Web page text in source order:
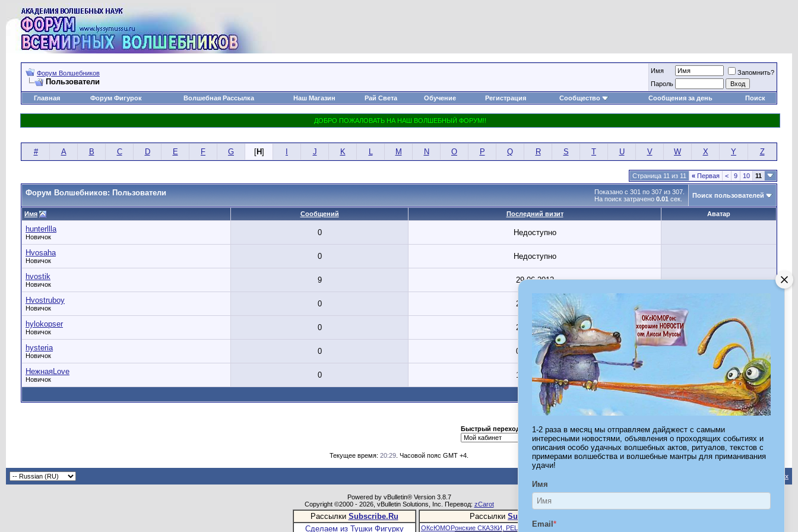
1-2 раза в месяц мы отправляем дайджест с самыми
интересными новостями, объявления о проходящих событиях и
описания особо удачных волшебных актов, ритуалов, текстов с
примерами волшебства и волшебные мантры для приманивания
удачи!
Имя
Email *
Форум Волшебников
Пользователи
Имя
Запомнить?
Пароль
Главная
Форум Фигурок Волшебная Рассылка Наш Магазин Рай Света Обучение Регистрация Сообщество Сообщения за день Поиск
# A B C D E F G [H] J K L M N O P Q R S T U V W X Y Z
Страница 11 из 11 « Первая < 9 10 11
Показано с 301 по 307 из 307.
На поиск затрачено 0.01 сек.
Форум Волшебников: Пользователи Поиск пользователей
Имя Сообщений Последний визит Аватар
hunterllla
Новичок 0 Недоступно
Hvosaha
Новичок 0 Недоступно
hvostik
Новичок 9 29.06.2012
Hvostruboy
Новичок 0 28.08.2008
hylokopser
Новичок 0 29.04.2009
hysteria
Новичок 0 07.05.2008
HежнаяLove
Новичок 0 14.03.2009
Показано с 301 по 307 из 307.
Первая < 9 10 11
Быстрый переход
Текущее время: 20:29 . Часовой пояс GMT +4.
Вверх
Powered by vBulletin® Version 3.8.7
Copyright ©2000 - 2026, vBulletin Solutions, Inc. Перевод: zCarot
Рассылки Subscribe.Ru
Сделаем из Тушки Фигурку
Рассылки Subscribe.Ru
ОКсЮМОРонские СКАЗКИ, РЕЦЕПТЫ И ШТУЧКИ ДЛЯ ВСЕХ